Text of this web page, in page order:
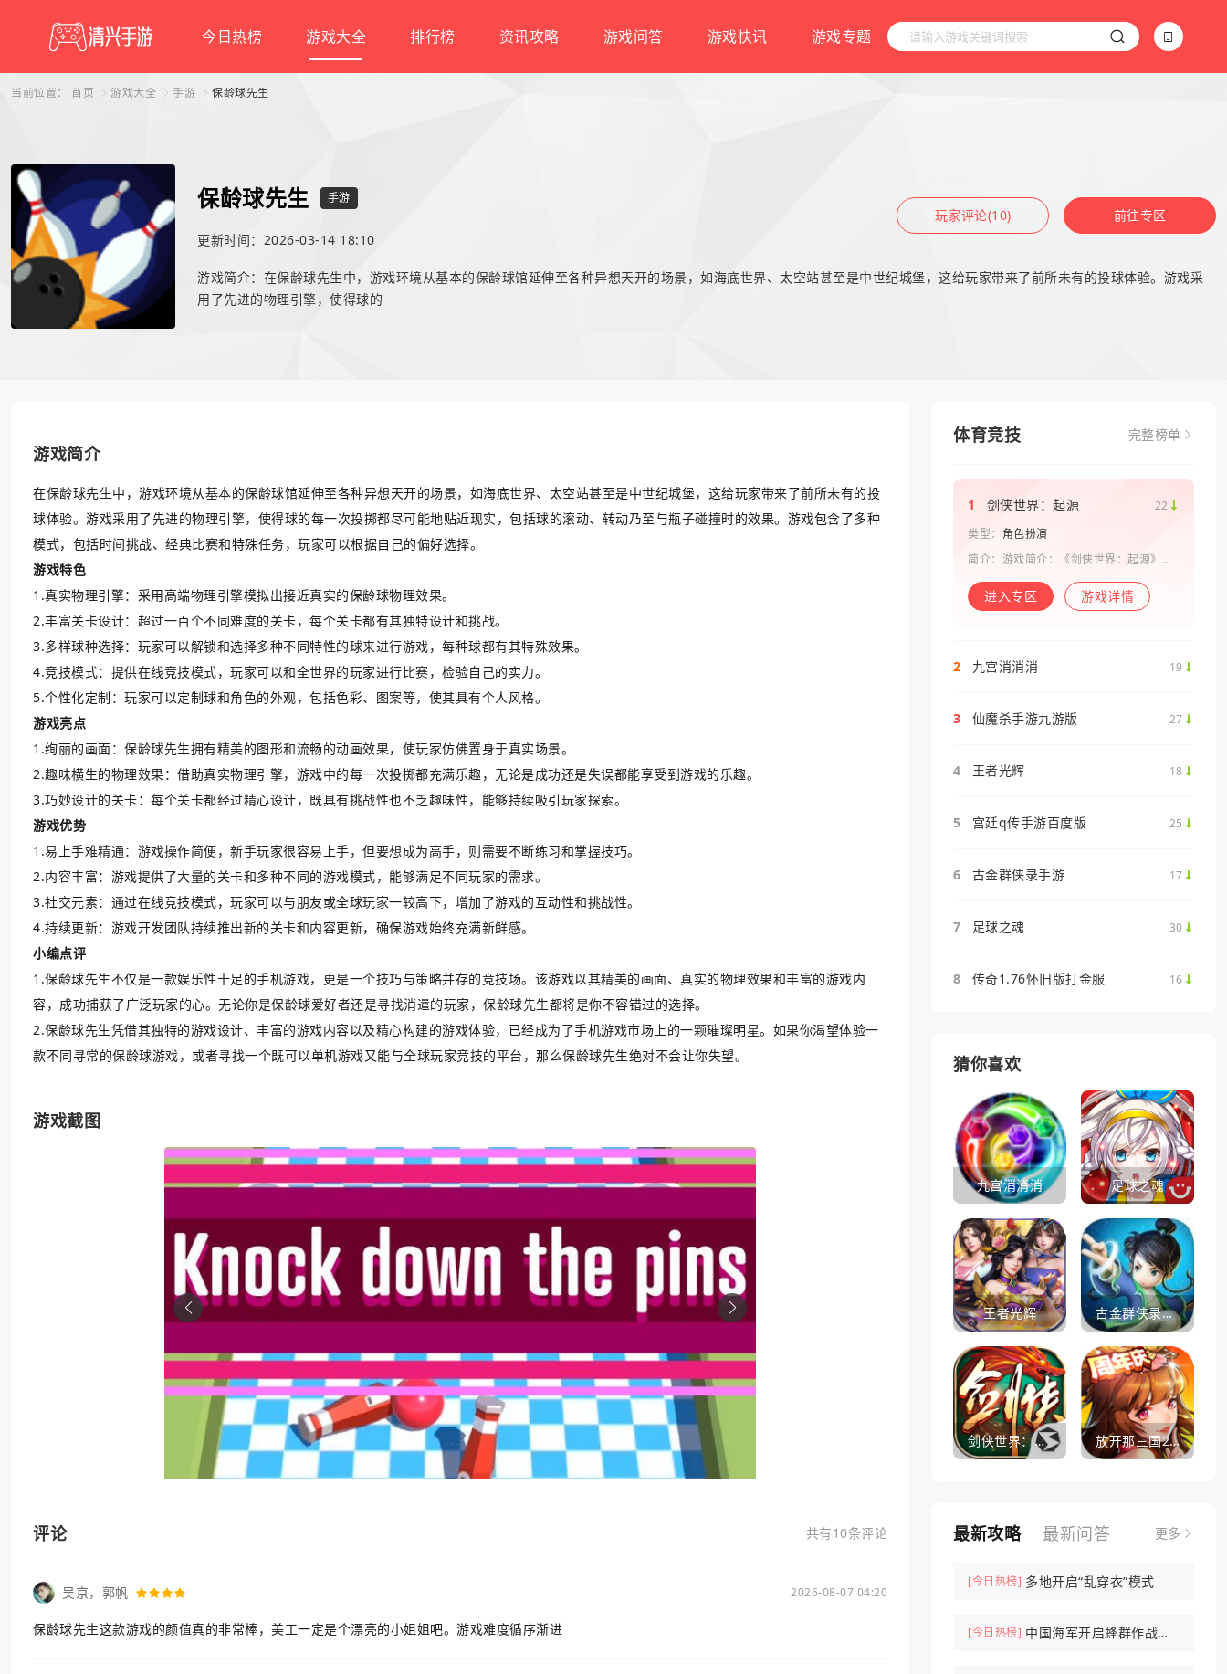
今日热榜 游戏大全 排行榜 资讯攻略 游戏问答 游戏快讯 游戏专题
当前位置： 首页 游戏大全 手游 保龄球先生
保龄球先生 手游
更新时间：2026-03-14 18:10
玩家评论(10) 前往专区
游戏简介：在保龄球先生中，游戏环境从基本的保龄球馆延伸至各种异想天开的场景，如海底世界、太空站甚至是中世纪城堡，这给玩家带来了前所未有的投球体验。游戏采
用了先进的物理引擎，使得球的
游戏简介
在保龄球先生中，游戏环境从基本的保龄球馆延伸至各种异想天开的场景，如海底世界、太空站甚至是中世纪城堡，这给玩家带来了前所未有的投
球体验。游戏采用了先进的物理引擎，使得球的每一次投掷都尽可能地贴近现实，包括球的滚动、转动乃至与瓶子碰撞时的效果。游戏包含了多种
模式，包括时间挑战、经典比赛和特殊任务，玩家可以根据自己的偏好选择。
游戏特色
1.真实物理引擎：采用高端物理引擎模拟出接近真实的保龄球物理效果。
2.丰富关卡设计：超过一百个不同难度的关卡，每个关卡都有其独特设计和挑战。
3.多样球种选择：玩家可以解锁和选择多种不同特性的球来进行游戏，每种球都有其特殊效果。
4.竞技模式：提供在线竞技模式，玩家可以和全世界的玩家进行比赛，检验自己的实力。
5.个性化定制：玩家可以定制球和角色的外观，包括色彩、图案等，使其具有个人风格。
游戏亮点
1.绚丽的画面：保龄球先生拥有精美的图形和流畅的动画效果，使玩家仿佛置身于真实场景。
2.趣味横生的物理效果：借助真实物理引擎，游戏中的每一次投掷都充满乐趣，无论是成功还是失误都能享受到游戏的乐趣。
3.巧妙设计的关卡：每个关卡都经过精心设计，既具有挑战性也不乏趣味性，能够持续吸引玩家探索。
游戏优势
1.易上手难精通：游戏操作简便，新手玩家很容易上手，但要想成为高手，则需要不断练习和掌握技巧。
2.内容丰富：游戏提供了大量的关卡和多种不同的游戏模式，能够满足不同玩家的需求。
3.社交元素：通过在线竞技模式，玩家可以与朋友或全球玩家一较高下，增加了游戏的互动性和挑战性。
4.持续更新：游戏开发团队持续推出新的关卡和内容更新，确保游戏始终充满新鲜感。
小编点评
1.保龄球先生不仅是一款娱乐性十足的手机游戏，更是一个技巧与策略并存的竞技场。该游戏以其精美的画面、真实的物理效果和丰富的游戏内
容，成功捕获了广泛玩家的心。无论你是保龄球爱好者还是寻找消遣的玩家，保龄球先生都将是你不容错过的选择。
2.保龄球先生凭借其独特的游戏设计、丰富的游戏内容以及精心构建的游戏体验，已经成为了手机游戏市场上的一颗璀璨明星。如果你渴望体验一
款不同寻常的保龄球游戏，或者寻找一个既可以单机游戏又能与全球玩家竞技的平台，那么保龄球先生绝对不会让你失望。
游戏截图
评论 共有10条评论
吴京，郭帆 2026-08-07 04:20
保龄球先生这款游戏的颜值真的非常棒，美工一定是个漂亮的小姐姐吧。游戏难度循序渐进
体育竞技 完整榜单
1 剑侠世界：起源
22
类型： 角色扮演
简介：游戏简介：《剑侠世界：起源》是
系列手游。复刻《剑侠世界》端游玩法和
画面，还原“剑侠情缘”端游时代的特色设
进入专区 游戏详情
2 九宫消消消 19
3 仙魔杀手游九游版 27
4 王者光辉 18
5 宫廷q传手游百度版 25
6 古金群侠录手游 17
7 足球之魂 30
8 传奇1.76怀旧版打金服 16
猜你喜欢
九宫消消消 足球之魂
王者光辉 古金群侠录手游
剑侠世界：起源 放开那三国2360版
最新攻略 最新问答 更多
[今日热榜] 多地开启“乱穿衣”模式
[今日热榜] 中国海军开启蜂群作战时